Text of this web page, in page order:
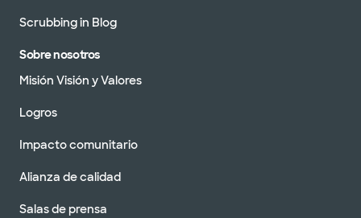
Scrubbing in Blog
Sobre nosotros
Misión Visión y Valores
Logros
Impacto comunitario
Alianza de calidad
Salas de prensa